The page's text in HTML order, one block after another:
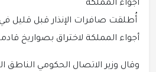
أجواء المملكة
أُطلقت صافرات الإنذار قبل قليل
أجواء المملكة لاختراق بصواريخ
وقال وزير الاتصال الحكومي